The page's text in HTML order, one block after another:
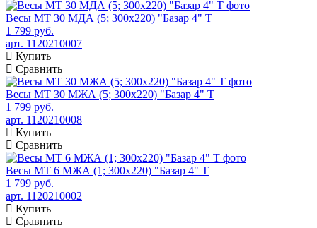
Весы МТ 30 МДА (5; 300х220) "Базар 4" Т
1 799 руб.
арт. 1120210007
Купить
Сравнить
Весы МТ 30 МЖА (5; 300х220) "Базар 4" Т
1 799 руб.
арт. 1120210008
Купить
Сравнить
Весы МТ 6 МЖА (1; 300х220) "Базар 4" Т
1 799 руб.
арт. 1120210002
Купить
Сравнить